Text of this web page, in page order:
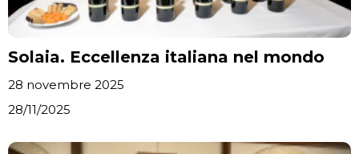
Solaia. Eccellenza italiana nel mondo
28 novembre 2025
28/11/2025